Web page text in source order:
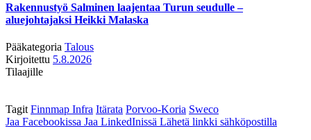
Rakennustyö Salminen laajentaa Turun seudulle –
aluejohtajaksi Heikki Malaska
Pääkategoria Talous
Kirjoitettu 5.8.2026
Tilaajille
Tagit Finnmap Infra Itärata Porvoo-Koria Sweco
Jaa Facebookissa Jaa LinkedInissä Lähetä linkki sähköpostilla